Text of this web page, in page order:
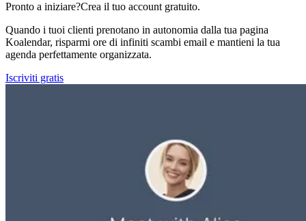
Pronto a iniziare?Crea il tuo account gratuito.
Quando i tuoi clienti prenotano in autonomia dalla tua pagina
Koalendar, risparmi ore di infiniti scambi email e mantieni la tua
agenda perfettamente organizzata.
Iscriviti gratis